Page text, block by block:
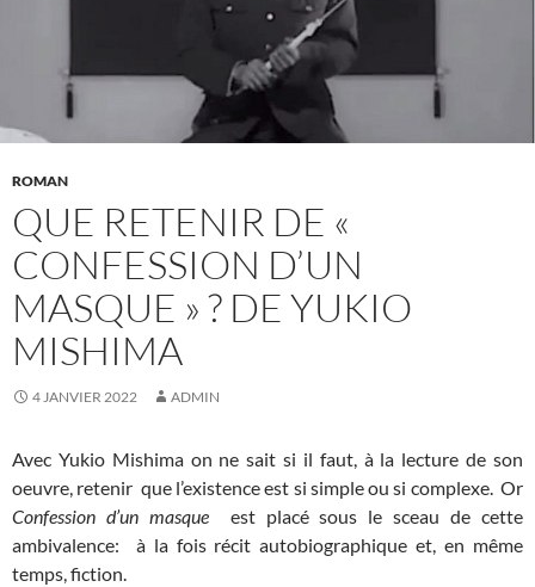
ROMAN
QUE RETENIR DE «
CONFESSION D’UN
MASQUE » ? DE YUKIO
MISHIMA
4 JANVIER 2022 ADMIN
Avec Yukio Mishima on ne sait si il faut, à la lecture de son
oeuvre, retenir que l’existence est si simple ou si complexe. Or
Confession d’un masqueest placé sous le sceau de cette
ambivalence: à la fois récit autobiographique et, en même
temps, fiction.